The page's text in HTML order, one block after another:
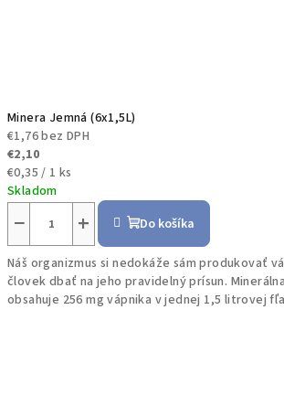
Minera Jemná (6x1,5L)
€1,76 bez DPH
€2,10
Jednotková
cena:
€0,35 / 1 ks
Skladom
+
− Do košíka
Náš organizmus si nedokáže sám produkovať
človek dbať na jeho pravidelný prísun.
obsahuje 256 mg vápnika v jednej 1,5 litrovej